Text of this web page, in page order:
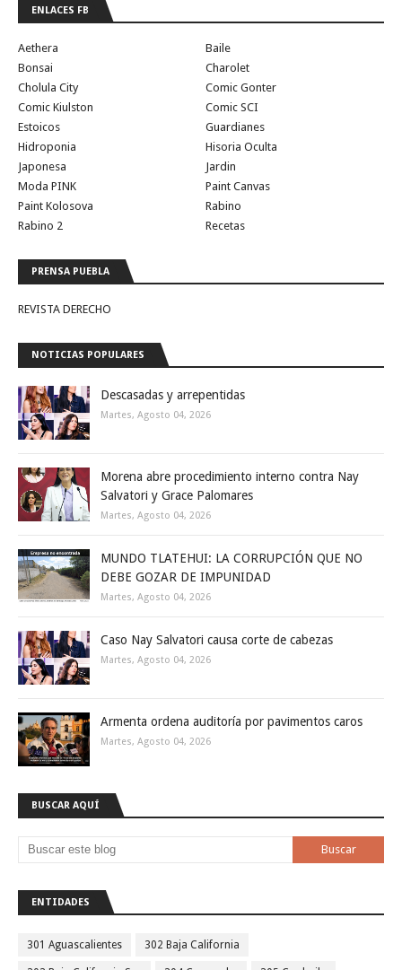
ENLACES FB
Aethera
Baile
Bonsai
Charolet
Cholula City
Comic Gonter
Comic Kiulston
Comic SCI
Estoicos
Guardianes
Hidroponia
Hisoria Oculta
Japonesa
Jardin
Moda PINK
Paint Canvas
Paint Kolosova
Rabino
Rabino 2
Recetas
PRENSA PUEBLA
REVISTA DERECHO
NOTICIAS POPULARES
Descasadas y arrepentidas
Martes, Agosto 04, 2026
Morena abre procedimiento interno contra Nay
Salvatori y Grace Palomares
Martes, Agosto 04, 2026
MUNDO TLATEHUI: LA CORRUPCIÓN QUE NO
DEBE GOZAR DE IMPUNIDAD
Martes, Agosto 04, 2026
Caso Nay Salvatori causa corte de cabezas
Martes, Agosto 04, 2026
Armenta ordena auditoría por pavimentos caros
Martes, Agosto 04, 2026
BUSCAR AQUÍ
ENTIDADES
301 Aguascalientes 302 Baja California